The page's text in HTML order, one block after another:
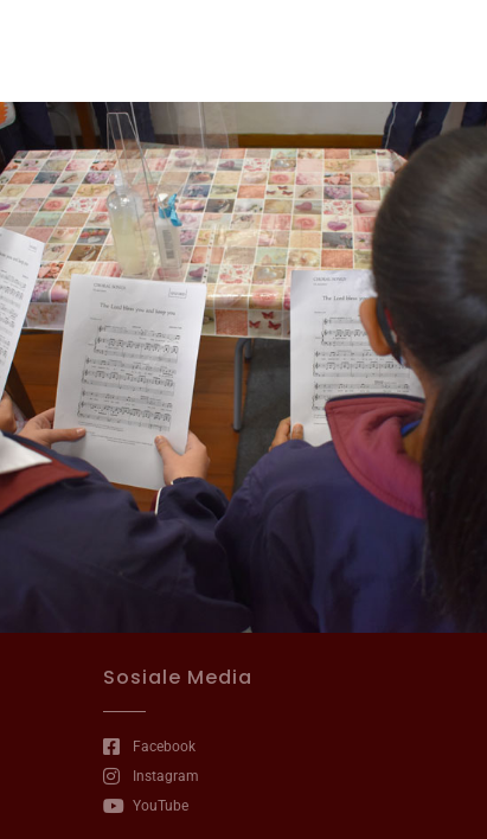
Sosiale Media
Facebook
Instagram
YouTube